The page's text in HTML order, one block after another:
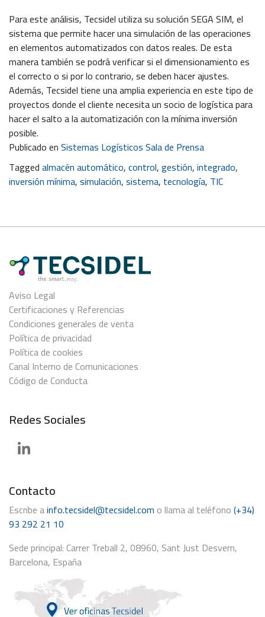
Para este análisis, Tecsidel utiliza su solución SEGA SIM, el
sistema que permite hacer una simulación de las operaciones
en elementos automatizados con datos reales. De esta
manera también se podrá verificar si el dimensionamiento es
el correcto o si por lo contrario, se deben hacer ajustes.
Además, Tecsidel tiene una amplia experiencia en este tipo de
proyectos donde el cliente necesita un socio de logística para
hacer el salto a la automatización con la mínima inversión
posible.
Publicado enSistemas Logísticos Sala de Prensa
Taggedalmacén automático,control,gestión,integrado,
inversión mínima,simulación,sistema, tecnología, TIC
Aviso Legal
Certificaciones y Referencias
Condiciones generales de venta
Política de privacidad
Política de cookies
Canal Interno de Comunicaciones
Código de Conducta
Redes Sociales
Contacto
Escribe ainfo.tecsidel@tecsidel.com o llama al teléfono(+34)
93 292 21 10
Sede principal: Carrer Treball 2, 08960, Sant Just Desvern,
Barcelona, España